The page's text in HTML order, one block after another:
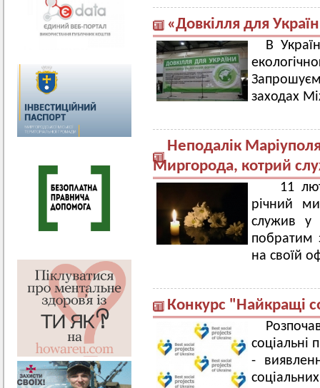
«Довкілля для
В
заходах
Неподалік
Миргорода, котрий
11
річний
служив у
побратим
на своїй
Конкурс "Найкращі
соціальні
-